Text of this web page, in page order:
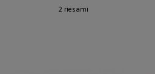
2 riesami